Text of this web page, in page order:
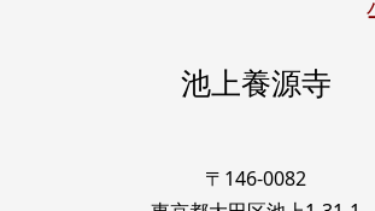
池上養源寺
〒146-0082